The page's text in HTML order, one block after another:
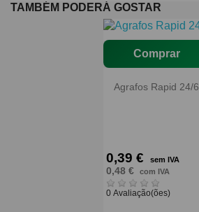
TAMBÉM PODERÁ GOSTAR
Comprar
Agrafos Rapid 24/6
0,39 € sem IVA
0,48 € com IVA
0 Avaliação(ões)